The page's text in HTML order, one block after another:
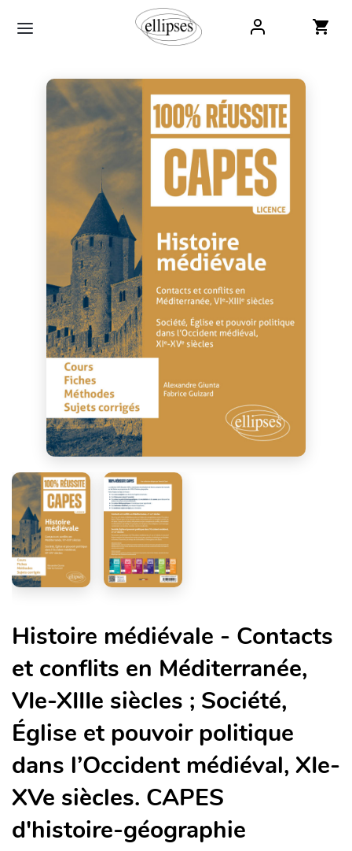
Histoire médiévale - Contacts
et conflits en Méditerranée,
VIe-XIIIe siècles ; Société,
Église et pouvoir politique
dans l’Occident médiéval, XIe-
XVe siècles. CAPES
d'histoire-géographie